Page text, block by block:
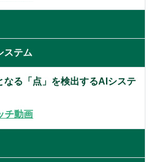
ステム
なる「点」を検出するAIシステ
チ動画